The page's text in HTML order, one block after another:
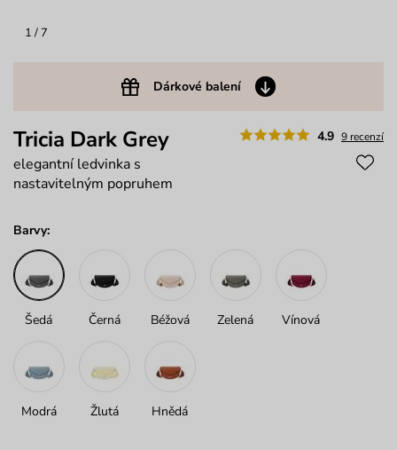
1 / 7
Dárkové balení
4.9 9 recenzí
Tricia Dark Grey
elegantní ledvinka s
nastavitelným popruhem
Barvy:
Šedá Černá Béžová Zelená Vínová
Modrá Žlutá Hnědá